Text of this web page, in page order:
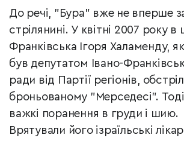
До речі, "Бура" вже не вперше
стрілянині. У квітні 2007 року в
Франківська Ігоря Халаменду,
був депутатом Івано-
ради від Партії регіонів,
броньованому "Мерседесі".
важкі поранення в груди і шию.
Врятували його ізраїльські